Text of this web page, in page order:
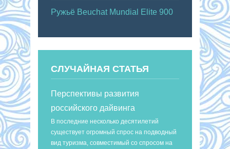
Ружьё Beuchat Mundial Elite 900
СЛУЧАЙНАЯ СТАТЬЯ
Перспективы развития
российского дайвинга
В последние несколько десятилетий
существует огромный спрос на подводный
вид туризма, совместимый со спросом на